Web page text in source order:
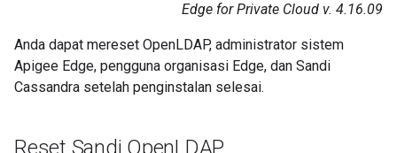
Edge for Private Cloud v. 4.16.09
Anda dapat mereset OpenLDAP, administrator sistem
Apigee Edge, pengguna organisasi Edge, dan Sandi
Cassandra setelah penginstalan selesai.
Reset Sandi OpenLDAP